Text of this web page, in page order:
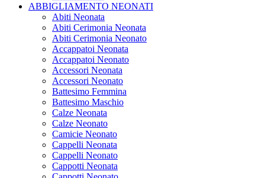
ABBIGLIAMENTO NEONATI
Abiti Neonata
Abiti Cerimonia Neonata
Abiti Cerimonia Neonato
Accappatoi Neonata
Accappatoi Neonato
Accessori Neonata
Accessori Neonato
Battesimo Femmina
Battesimo Maschio
Calze Neonata
Calze Neonato
Camicie Neonato
Cappelli Neonata
Cappelli Neonato
Cappotti Neonata